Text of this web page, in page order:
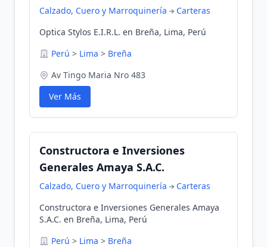
Calzado, Cuero y Marroquinería
Carteras
Optica Stylos E.I.R.L. en Breña, Lima, Perú
Perú > Lima > Breña
Av Tingo Maria Nro 483
Ver Más
Constructora e Inversiones
Generales Amaya S.A.C.
Calzado, Cuero y Marroquinería
Carteras
Constructora e Inversiones Generales Amaya
S.A.C. en Breña, Lima, Perú
Perú > Lima > Breña